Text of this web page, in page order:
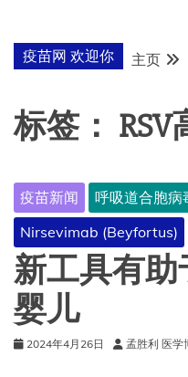
疫苗网 欢迎你 主页
标签：
疫苗新闻 呼吸道合胞病
Nirsevimab (Beyfortus)
新工具有助
婴儿
2024年4月26日 孟胜利 医学